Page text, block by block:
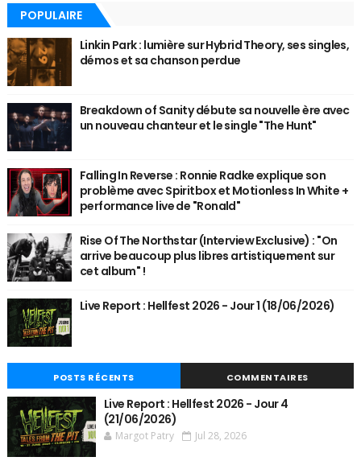
POPULAIRE
Linkin Park : lumière sur Hybrid Theory, ses singles,
démos et sa chanson perdue
Breakdown of Sanity débute sa nouvelle ère avec
un nouveau chanteur et le single "The Hunt"
Falling In Reverse : Ronnie Radke explique son
problème avec Spiritbox et Motionless In White +
performance live de "Ronald"
Rise Of The Northstar (Interview Exclusive) : "On
arrive beaucoup plus libres artistiquement sur
cet album" !
Live Report : Hellfest 2026 - Jour 1 (18/06/2026)
POSTS RÉCENTS COMMENTAIRES
Live Report : Hellfest 2026 - Jour 4
(21/06/2026)
Margot Patry Jul 28, 2026